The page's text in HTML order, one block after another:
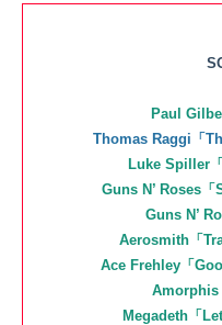
Paul
Thomas Raggi「
Luke Spiller
Guns N’ Roses
Guns N’
Aerosmith「
Ace Frehley「
Amorphis
Megadeth「